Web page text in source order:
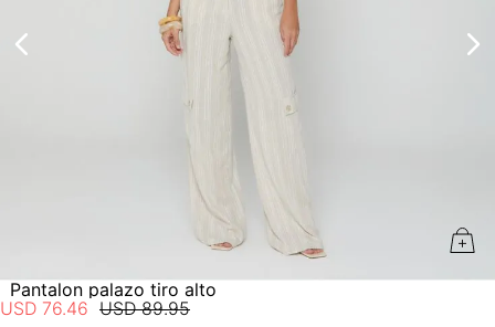
No planchar con vapor
estado de tu compra puedes ingresar al menú de “Mi cuenta -
Mis Pedidos” en nuestra página web www.studiofpanama.pa
Pantalon palazo tiro alto
USD 89.95
USD 76.46